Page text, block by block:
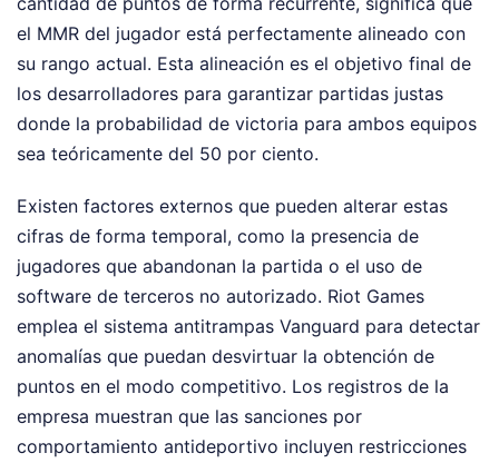
el MMR del jugador está perfectamente alineado con
su rango actual. Esta alineación es el objetivo final de
los desarrolladores para garantizar partidas justas
donde la probabilidad de victoria para ambos equipos
sea teóricamente del 50 por ciento.
Existen factores externos que pueden alterar estas
cifras de forma temporal, como la presencia de
jugadores que abandonan la partida o el uso de
software de terceros no autorizado. Riot Games
emplea el sistema antitrampas Vanguard para detectar
anomalías que puedan desvirtuar la obtención de
puntos en el modo competitivo. Los registros de la
empresa muestran que las sanciones por
comportamiento antideportivo incluyen restricciones